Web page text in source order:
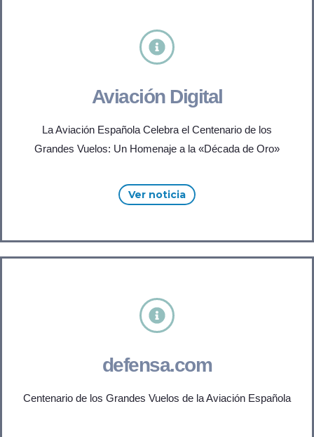
Aviación Digital
La Aviación Española Celebra el Centenario de los
Grandes Vuelos: Un Homenaje a la «Década de Oro»
Ver noticia
defensa.com
Centenario de los Grandes Vuelos de la Aviación Española